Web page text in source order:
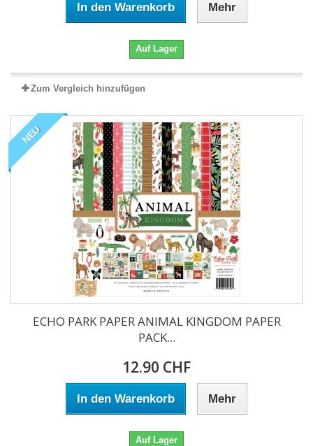
In den Warenkorb Mehr
Auf Lager
Zum Vergleich hinzufügen
NEU
ECHO PARK PAPER ANIMAL KINGDOM PAPER
PACK...
12.90 CHF
In den Warenkorb Mehr
Auf Lager